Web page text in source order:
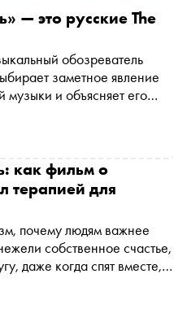
— это русские The
обозреватель
и объясняет его
другой с хором) от
как фильм о
терапией для
почему людям важнее
собственное счастье,
даже когда спят вместе,
Халина Рейн фильма